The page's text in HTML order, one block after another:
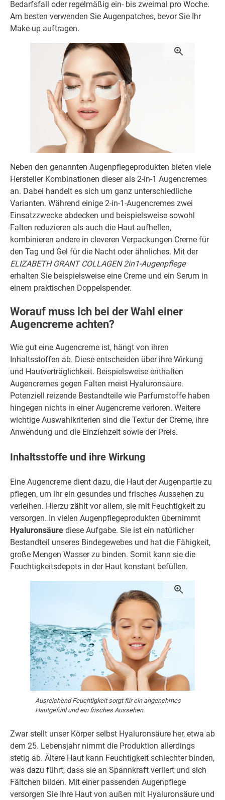
Bedarfsfall oder regelmäßig ein- bis zweimal pro Woche.
Am besten verwenden Sie Augenpatches, bevor Sie Ihr
Make-up auftragen.
Neben den genannten Augenpflegeprodukten bieten viele
Hersteller Kombinationen dieser als 2-in-1 Augencremes
an. Dabei handelt es sich um ganz unterschiedliche
Varianten. Während einige 2-in-1-Augencremes zwei
Einsatzzwecke abdecken und beispielsweise sowohl
Falten reduzieren als auch die Haut aufhellen,
kombinieren andere in cleveren Verpackungen Creme für
den Tag und Gel für die Nacht oder ähnliches. Mit der
ELIZABETH GRANT COLLAGEN 2in1-Augenpflege
erhalten Sie beispielsweise eine Creme und ein Serum in
einem praktischen Doppelspender.
Worauf muss ich bei der Wahl einer
Augencreme achten?
Wie gut eine Augencreme ist, hängt von ihren
Inhaltsstoffen ab. Diese entscheiden über ihre Wirkung
und Hautverträglichkeit. Beispielsweise enthalten
Augencremes gegen Falten meist Hyaluronsäure.
Potenziell reizende Bestandteile wie Parfumstoffe haben
hingegen nichts in einer Augencreme verloren. Weitere
wichtige Auswahlkriterien sind die Textur der Creme, ihre
Anwendung und die Einziehzeit sowie der Preis.
Inhaltsstoffe und ihre Wirkung
Eine Augencreme dient dazu, die Haut der Augenpartie zu
pflegen, um ihr ein gesundes und frisches Aussehen zu
verleihen. Hierzu zählt vor allem, sie mit Feuchtigkeit zu
versorgen. In vielen Augenpflegeprodukten übernimmt
Hyaluronsäure diese Aufgabe. Sie ist ein natürlicher
Bestandteil unseres Bindegewebes und hat die Fähigkeit,
große Mengen Wasser zu binden. Somit kann sie die
Feuchtigkeitsdepots in der Haut konstant befüllen.
Ausreichend Feuchtigkeit sorgt für ein angenehmes
Hautgefühl und ein frisches Aussehen.
Zwar stellt unser Körper selbst Hyaluronsäure her, etwa ab
dem 25. Lebensjahr nimmt die Produktion allerdings
stetig ab. Ältere Haut kann Feuchtigkeit schlechter binden,
was dazu führt, dass sie an Spannkraft verliert und sich
Fältchen bilden. Mit einer passenden Augenpflege
versorgen Sie Ihre Haut von außen mit Hyaluronsäure und